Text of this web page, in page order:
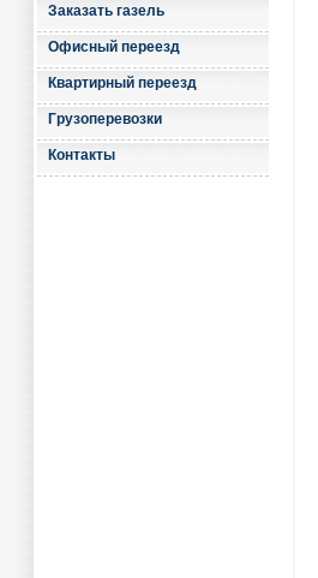
Заказать газель
Офисный переезд
Квартирный переезд
Грузоперевозки
Контакты